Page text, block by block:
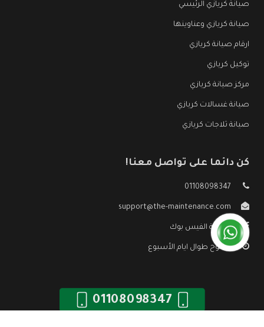
صيانة كريازي الرئيسي
صيانة كريازي وعناوينها
ارقام صيانة كريازي
توكيل كريازي
مركز صيانة كريازي
صيانة غسالات كريازي
صيانة ثلاجات كريازي
كن دائما على تواصل معنا!
01108098347
support@the-maintenance.com
صفحة الفيس بوك
مفتوح طوال ايام الأسبوع
01108098347